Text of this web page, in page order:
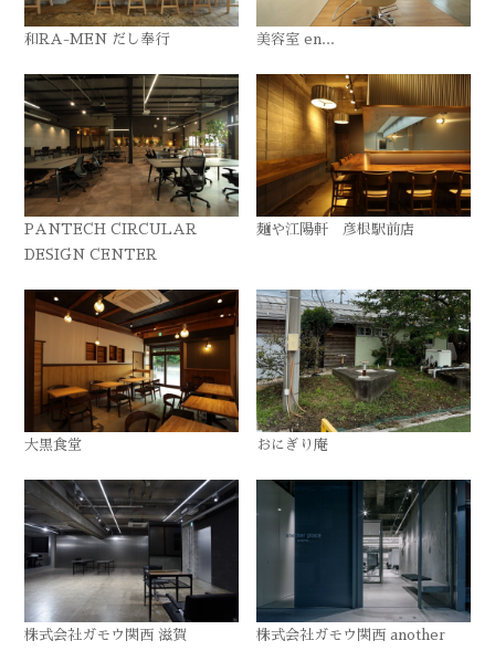
和RA-MEN だし奉行 美容室 en...
PANTECH CIRCULAR
DESIGN CENTER
麺や江陽軒 彦根駅前店
大黒食堂 おにぎり庵
株式会社ガモウ関西 滋賀
株式会社ガモウ関西 another